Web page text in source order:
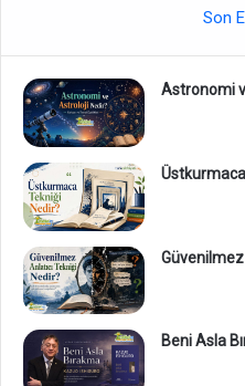
Son
Astronomi
Güvenilmez
Beni Asla